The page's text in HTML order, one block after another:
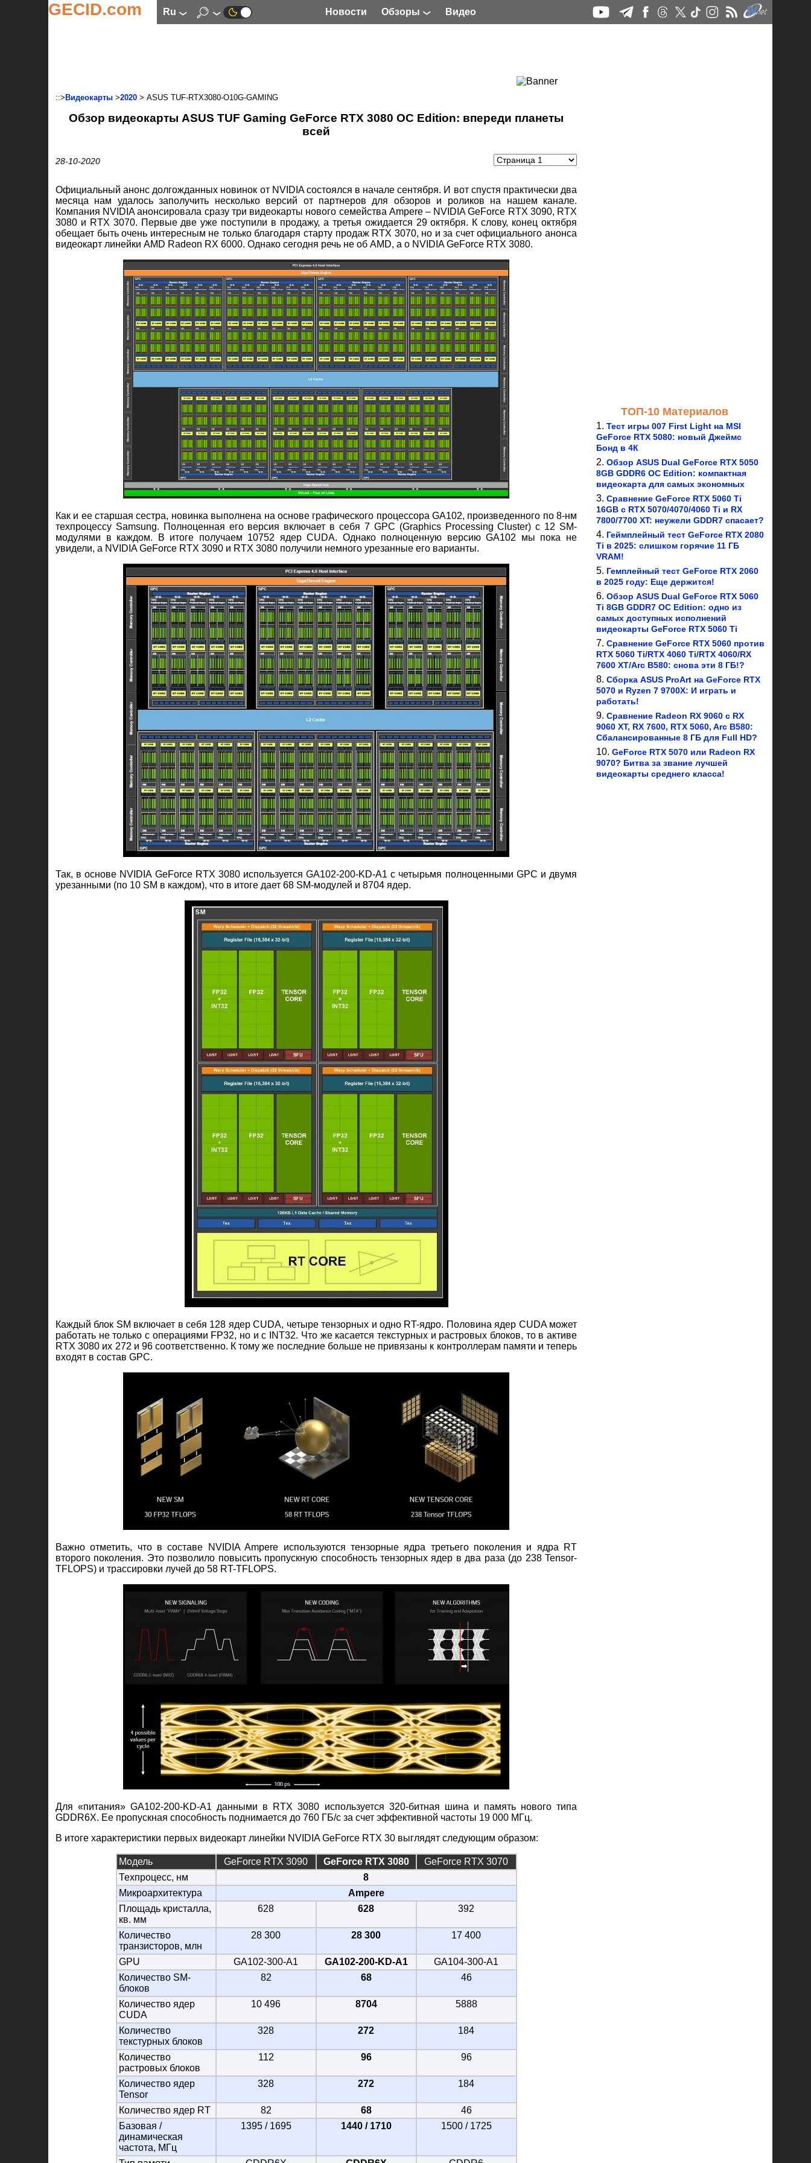
GECID.com ru Новости Обзоры Видео
::> Видеокарты >2020 > ASUS TUF-RTX3080-O10G-GAMING
Обзор видеокарты ASUS TUF Gaming GeForce RTX 3080 OC Edition: впереди планеты
всей
28-10-2020
Официальный анонс долгожданных новинок от NVIDIA состоялся в начале сентября. И вот спустя практически два
месяца нам удалось заполучить несколько версий от партнеров для обзоров и роликов на нашем канале.
Компания NVIDIA анонсировала сразу три видеокарты нового семейства Ampere – NVIDIA GeForce RTX 3090, RTX
3080 и RTX 3070. Первые две уже поступили в продажу, а третья ожидается 29 октября. К слову, конец октября
обещает быть очень интересным не только благодаря старту продаж RTX 3070, но и за счет официального анонса
видеокарт линейки AMD Radeon RX 6000. Однако сегодня речь не об AMD, а о NVIDIA GeForce RTX 3080.
Как и ее старшая сестра, новинка выполнена на основе графического процессора GA102, произведенного по 8-нм
техпроцессу Samsung. Полноценная его версия включает в себя 7 GPC (Graphics Processing Cluster) с 12 SM-
модулями в каждом. В итоге получаем 10752 ядер CUDA. Однако полноценную версию GA102 мы пока не
увидели, а NVIDIA GeForce RTX 3090 и RTX 3080 получили немного урезанные его варианты.
Так, в основе NVIDIA GeForce RTX 3080 используется GA102-200-KD-A1 с четырьмя полноценными GPC и двумя
урезанными (по 10 SM в каждом), что в итоге дает 68 SM-модулей и 8704 ядер.
Каждый блок SM включает в себя 128 ядер CUDA, четыре тензорных и одно RT-ядро. Половина ядер CUDA может
работать не только с операциями FP32, но и с INT32. Что же касается текстурных и растровых блоков, то в активе
RTX 3080 их 272 и 96 соответственно. К тому же последние больше не привязаны к контроллерам памяти и теперь
входят в состав GPC.
Важно отметить, что в составе NVIDIA Ampere используются тензорные ядра третьего поколения и ядра RT
второго поколения. Это позволило повысить пропускную способность тензорных ядер в два раза (до 238 Tensor-
TFLOPS) и трассировки лучей до 58 RT-TFLOPS.
Для «питания» GA102-200-KD-A1 данными в RTX 3080 используется 320-битная шина и память нового типа
GDDR6X. Ее пропускная способность поднимается до 760 ГБ/с за счет эффективной частоты 19 000 МГц.
В итоге характеристики первых видеокарт линейки NVIDIA GeForce RTX 30 выглядят следующим образом:
Модель GeForce RTX 3090 GeForce RTX 3080
GeForce RTX 3070
Техпроцесс, нм
8
Микроархитектура
Ampere
Площадь кристалла,
кв. мм
628 628 392
Количество
транзисторов, млн
28 300 28 300 17 400
GPU GA102-300-A1 GA102-200-KD-A1
GA104-300-A1
Количество SM-
блоков
82 68 46
Количество ядер
CUDA
10 496 8704 5888
Количество
текстурных блоков
328 272 184
Количество
растровых блоков
112 96 96
Количество ядер
Tensor
328 272 184
Количество ядер RT 82 68
46
Базовая /
динамическая
частота, МГц
1395 / 1695 1440 / 1710 1500 / 1725
ТОП-10 Материалов
Тест игры 007 First Light на MSI
GeForce RTX 5080: новый Джеймс
Бонд в 4К
Обзор ASUS Dual GeForce RTX 5050
8GB GDDR6 OC Edition: компактная
видеокарта для самых экономных
Сравнение GeForce RTX 5060 Ti
16GB с RTX 5070/4070/4060 Ti и RX
7800/7700 XT: неужели GDDR7 спасает?
Геймплейный тест GeForce RTX 2080
Ti в 2025: слишком горячие 11 ГБ
VRAM!
Гемплейный тест GeForce RTX 2060
в 2025 году: Еще держится!
Обзор ASUS Dual GeForce RTX 5060
Ti 8GB GDDR7 OC Edition: одно из
самых доступных исполнений
видеокарты GeForce RTX 5060 Ti
Сравнение GeForce RTX 5060 против
RTX 5060 Ti/RTX 4060 Ti/RTX 4060/RX
7600 XT/Arc B580: снова эти 8 ГБ!?
Сборка ASUS ProArt на GeForce RTX
5070 и Ryzen 7 9700X: И играть и
работать!
Сравнение Radeon RX 9060 с RX
9060 XT, RX 7600, RTX 5060, Arc B580:
Сбалансированные 8 ГБ для Full HD?
GeForce RTX 5070 или Radeon RX
9070? Битва за звание лучшей
видеокарты среднего класса!